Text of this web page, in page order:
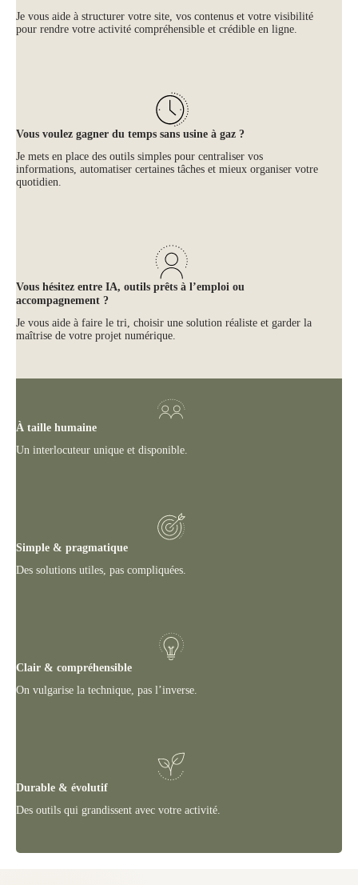
Je vous aide à structurer votre site, vos contenus et votre visibilité
pour rendre votre activité compréhensible et crédible en ligne.
Vous voulez gagner du temps sans usine à gaz ?
Je mets en place des outils simples pour centraliser vos
informations, automatiser certaines tâches et mieux organiser votre
quotidien.
Vous hésitez entre IA, outils prêts à l’emploi ou
accompagnement ?
Je vous aide à faire le tri, choisir une solution réaliste et garder la
maîtrise de votre projet numérique.
À taille humaine
Un interlocuteur unique et disponible.
Simple & pragmatique
Des solutions utiles, pas compliquées.
Clair & compréhensible
On vulgarise la technique, pas l’inverse.
Durable & évolutif
Des outils qui grandissent avec votre activité.